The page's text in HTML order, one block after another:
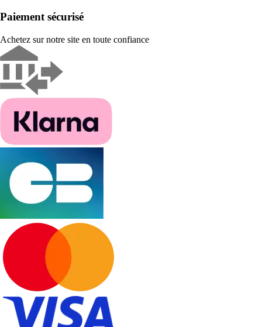
Paiement sécurisé
Achetez sur notre site en toute confiance